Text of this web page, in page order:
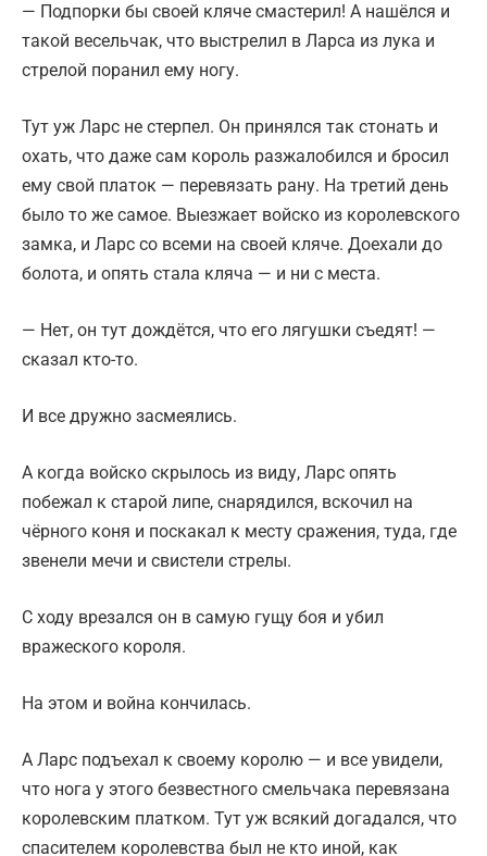
— Подпорки бы своей кляче смастерил! А нашёлся и
такой весельчак, что выстрелил в Ларса из лука и
стрелой поранил ему ногу.
Тут уж Ларс не стерпел. Он принялся так стонать и
охать, что даже сам король разжалобился и бросил
ему свой платок — перевязать рану. На третий день
было то же самое. Выезжает войско из королевского
замка, и Ларс со всеми на своей кляче. Доехали до
болота, и опять стала кляча — и ни с места.
— Нет, он тут дождётся, что его лягушки съедят! —
сказал кто-то.
И все дружно засмеялись.
А когда войско скрылось из виду, Ларc опять
побежал к старой липе, снарядился, вскочил на
чёрного коня и поскакал к месту сражения, туда, где
звенели мечи и свистели стрелы.
С ходу врезался он в самую гущу боя и убил
вражеского короля.
На этом и война кончилась.
А Ларс подъехал к своему королю — и все увидели,
что нога у этого безвестного смельчака перевязана
королевским платком. Тут уж всякий догадался, что
спасителем королевства был не кто иной, как